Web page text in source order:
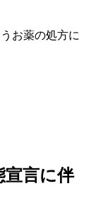
お薬の処方に
宣言に伴